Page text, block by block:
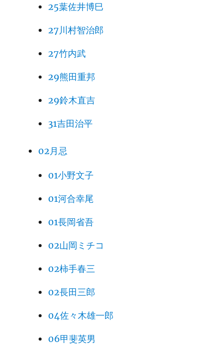
25葉佐井博巳
27川村智治郎
27竹内武
29熊田重邦
29鈴木直吉
31吉田治平
02月忌
01小野文子
01河合幸尾
01長岡省吾
02山岡ミチコ
02柿手春三
02長田三郎
04佐々木雄一郎
06甲斐英男